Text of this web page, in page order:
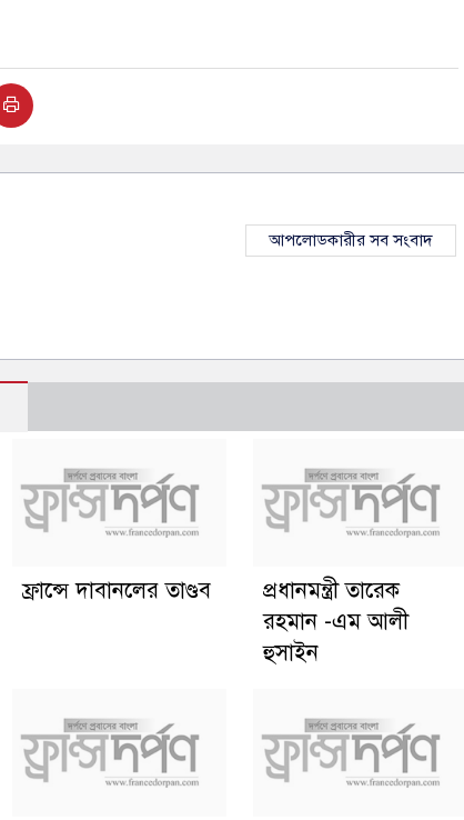
আপলোডকারীর সব সংবাদ
ফ্রান্সে দাবানলের তাণ্ডব
প্রধানমন্ত্রী তারেক
রহমান -এম আলী
হুসাইন